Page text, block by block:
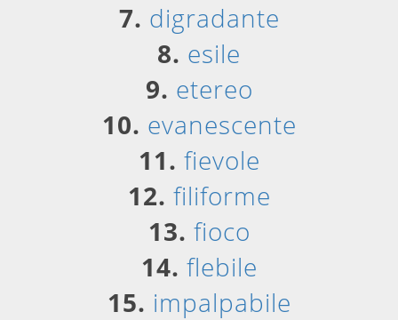
7. digradante
8. esile
9. etereo
10. evanescente
11. fievole
12. filiforme
13. fioco
14. flebile
15. impalpabile